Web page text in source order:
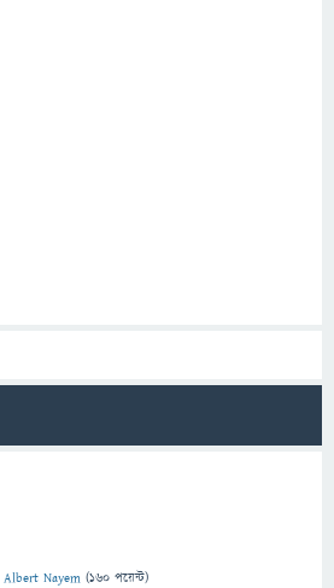
Albert Nayem (160 পয়েন্ট)